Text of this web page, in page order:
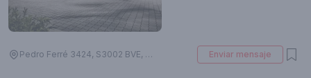
Pedro Ferré 3424, S3002 BVE, Santa Fe, Argentina Enviar mensaje